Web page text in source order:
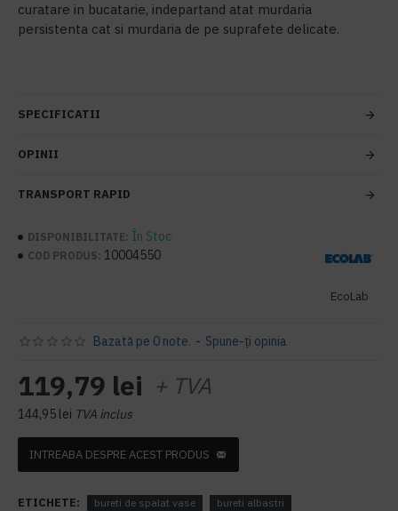
curatare in bucatarie, indepartand atat murdaria
persistenta cat si murdaria de pe suprafete delicate.
SPECIFICATII
OPINII
TRANSPORT RAPID
DISPONIBILITATE: În Stoc
COD PRODUS: 10004550
EcoLab
Bazată pe 0 note. - Spune-ţi opinia
119,79 lei + TVA
144,95 lei TVA inclus
INTREABA DESPRE ACEST PRODUS
ETICHETE: bureti de spalat vase bureti albastri